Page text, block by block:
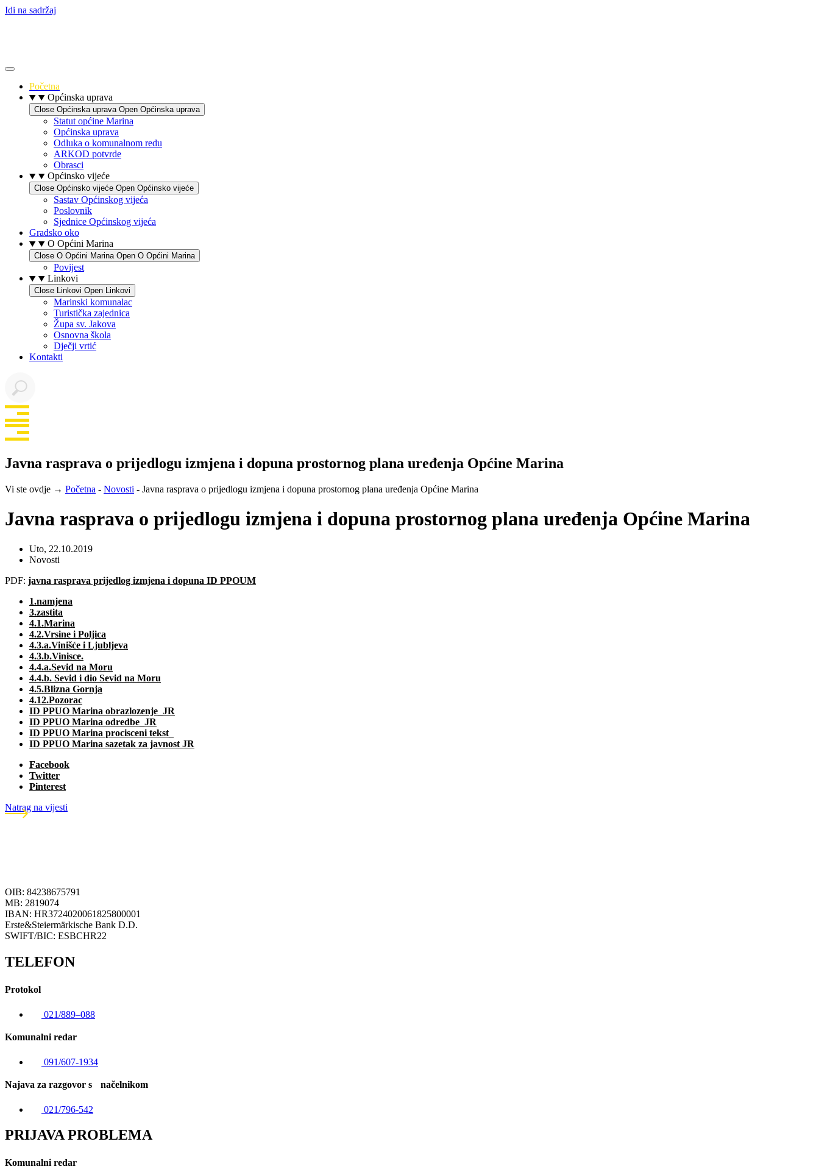
Idi na sadržaj
Početna
Općinska uprava
Close Općinska uprava Open Općinska uprava
Statut općine Marina
Općinska uprava
Odluka o komunalnom redu
ARKOD potvrde
Obrasci
Općinsko vijeće
Close Općinsko vijeće Open Općinsko vijeće
Sastav Općinskog vijeća
Poslovnik
Sjednice Općinskog vijeća
Gradsko oko
O Općini Marina
Close O Općini Marina Open O Općini Marina
Povijest
Linkovi
Close Linkovi Open Linkovi
Marinski komunalac
Turistička zajednica
Župa sv. Jakova
Osnovna škola
Dječji vrtić
Kontakti
Javna rasprava o prijedlogu izmjena i dopuna prostornog plana uređenja Općine Marina
Vi ste ovdje → Početna - Novosti - Javna rasprava o prijedlogu izmjena i dopuna prostornog plana uređenja Općine Marina
Javna rasprava o prijedlogu izmjena i dopuna prostornog plana uređenja Općine Marina
Uto, 22.10.2019
Novosti
PDF: javna rasprava prijedlog izmjena i dopuna ID PPOUM
1.namjena
3.zastita
4.1.Marina
4.2.Vrsine i Poljica
4.3.a.Vinišće i Ljubljeva
4.3.b.Vinisce.
4.4.a.Sevid na Moru
4.4.b. Sevid i dio Sevid na Moru
4.5.Blizna Gornja
4.12.Pozorac
ID PPUO Marina obrazlozenje_JR
ID PPUO Marina odredbe_JR
ID PPUO Marina procisceni tekst_
ID PPUO Marina sazetak za javnost JR
Facebook
Twitter
Pinterest
Natrag na vijesti
OIB: 84238675791
MB: 2819074
IBAN: HR3724020061825800001
Erste&Steiermärkische Bank D.D.
SWIFT/BIC: ESBCHR22
TELEFON
Protokol
021/889–088
Komunalni redar
091/607-1934
Najava za razgovor s načelnikom
021/796-542
PRIJAVA PROBLEMA
Komunalni redar